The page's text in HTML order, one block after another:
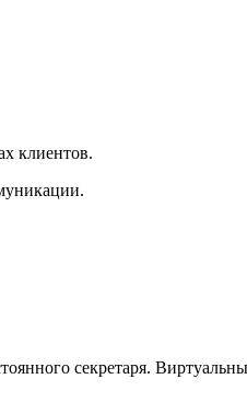
клиентов.
секретаря.